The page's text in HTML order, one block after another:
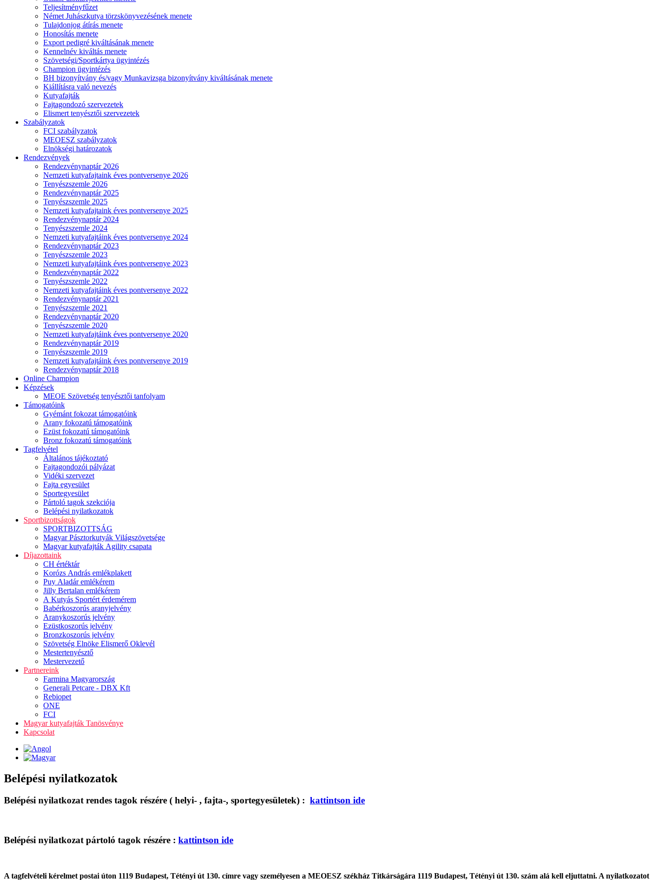
Teljesítményfűzet
Német Juhászkutya törzskönyvezésének menete
Tulajdonjog átírás menete
Honosítás menete
Export pedigré kiváltásának menete
Kennelnév kiváltás menete
Szövetségi/Sportkártya ügyintézés
Champion ügyintézés
BH bizonyítvány és/vagy Munkavizsga bizonyítvány kiváltásának menete
Kiállításra való nevezés
Kutyafajták
Fajtagondozó szervezetek
Elismert tenyésztői szervezetek
Szabályzatok
FCI szabályzatok
MEOESZ szabályzatok
Elnökségi határozatok
Rendezvények
Rendezvénynaptár 2026
Nemzeti kutyafajtaink éves pontversenye 2026
Tenyészszemle 2026
Rendezvénynaptár 2025
Tenyészszemle 2025
Nemzeti kutyafajtaink éves pontversenye 2025
Rendezvénynaptár 2024
Tenyészszemle 2024
Nemzeti kutyafajtáink éves pontversenye 2024
Rendezvénynaptár 2023
Tenyészszemle 2023
Nemzeti kutyafajtáink éves pontversenye 2023
Rendezvénynaptár 2022
Tenyészszemle 2022
Nemzeti kutyafajtáink éves pontversenye 2022
Rendezvénynaptár 2021
Tenyészszemle 2021
Rendezvénynaptár 2020
Tenyészszemle 2020
Nemzeti kutyafajtáink éves pontversenye 2020
Rendezvénynaptár 2019
Tenyészszemle 2019
Nemzeti kutyafajtáink éves pontversenye 2019
Rendezvénynaptár 2018
Online Champion
Képzések
MEOE Szövetség tenyésztői tanfolyam
Támogatóink
Gyémánt fokozat támogatóink
Arany fokozatú támogatóink
Ezüst fokozatú támogatóink
Bronz fokozatú támogatóink
Tagfelvétel
Általános tájékoztató
Fajtagondozói pályázat
Vidéki szervezet
Fajta egyesület
Sportegyesület
Pártoló tagok szekciója
Belépési nyilatkozatok
Sportbizottságok
SPORTBIZOTTSÁG
Magyar Pásztorkutyák Világszövetsége
Magyar kutyafajták Agility csapata
Díjazottaink
CH értéktár
Korózs András emlékplakett
Puy Aladár emlékérem
Jilly Bertalan emlékérem
A Kutyás Sportért érdemérem
Babérkoszorús aranyjelvény
Aranykoszorús jelvény
Ezüstkoszorús jelvény
Bronzkoszorús jelvény
Szövetség Elnöke Elismerő Oklevél
Mestertenyésztő
Mestervezető
Partnereink
Farmina Magyarország
Generali Petcare - DBX Kft
Rebiopet
ONE
FCI
Magyar kutyafajták Tanösvénye
Kapcsolat
Belépési nyilatkozatok
Belépési nyilatkozat rendes tagok részére ( helyi- , fajta-, sportegyesületek) : kattintson ide
Belépési nyilatkozat pártoló tagok részére : kattintson ide
A tagfelvételi kérelmet postai úton 1119 Budapest, Tétényi út 130. címre vagy személyesen a MEOESZ székház Titkárságára 1119 Budapest, Tétényi út 130. szám alá kell eljuttatni. A nyilatkozatot